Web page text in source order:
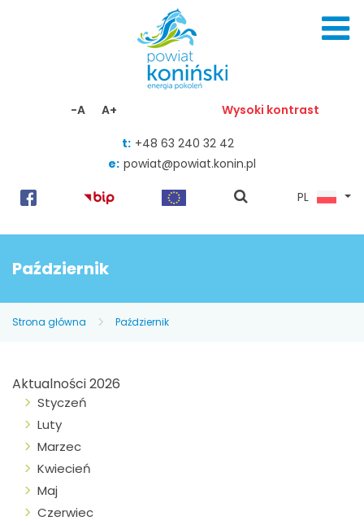
-A A+ Wysoki kontrast
t: +48 63 240 32 42
e: powiat@powiat.konin.pl
pokaż
PL
Październik
Strona główna Październik
Aktualności 2026
Styczeń
Luty
Marzec
Kwiecień
Maj
Czerwiec